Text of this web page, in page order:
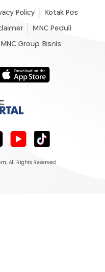
Policy Kotak Pos
MNC Peduli
MNC Group Bisnis
, All Rights Reserved